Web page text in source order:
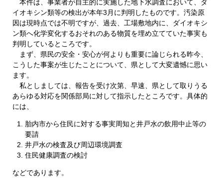
本件は、事業者が自主的に実施した地下水調査において、ダ
イオキシン類等の検出が本年3月に判明したものです。汚染原
因は現時点では不明ですが、過去、工場敷地内に、ダイオキシ
ン類へ化学変化するおそれのある物質を埋め立てていた事実も
判明しているところです。
まず、県民の安全・安心が何よりも重要に論じられる昨今、
こうした事案が生じたことについて、県として大変遺憾に思い
ます。
私としましては、報告を受け次第、早速、県として取りうる
あらゆる対応を関係部局に対して指示したところです。具体的
には、
胎内市から住民に対する事実周知と井戸水の飲用中止等の
要請
井戸水の検査及び周辺環境調査
住民健康調査の検討
などであります。